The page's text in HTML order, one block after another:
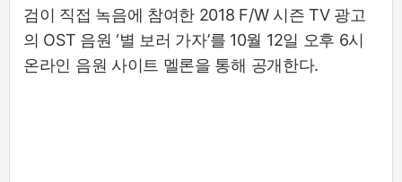
검이 직접 녹음에 참여한 2018 F/W 시즌 TV 광고
의 OST 음원 ‘별 보러 가자’를 10월 12일 오후 6시
온라인 음원 사이트 멜론을 통해 공개한다.